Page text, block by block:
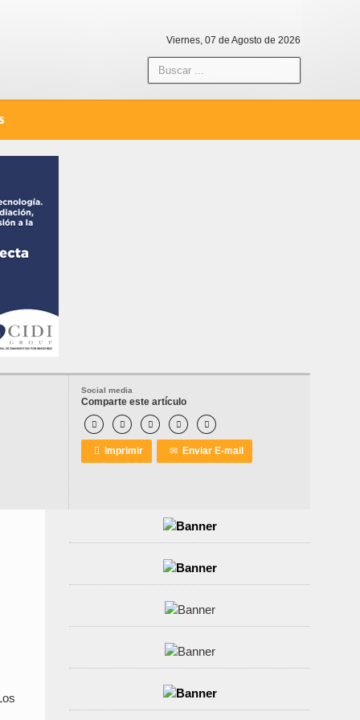
Viernes, 07 de Agosto de 2026
Social media
Comparte este artículo
    
 Imprimir ✉ Enviar E-mail